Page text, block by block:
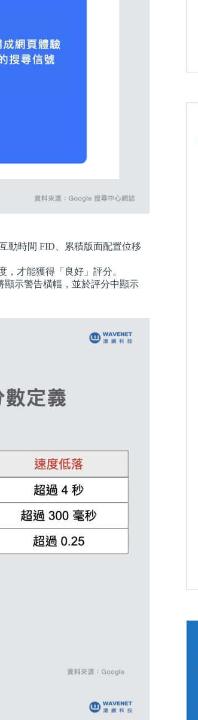
動時間 FID、累積版面配置位移
才能獲得「良好」評分。
顯示警告橫幅，並於評分中顯示